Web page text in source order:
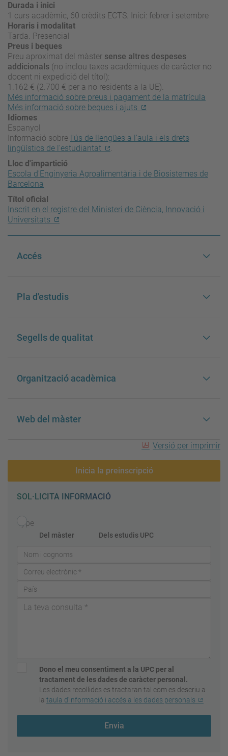
Durada i inici
1 curs acadèmic, 60 crèdits ECTS. Inici: febrer i setembre
Horaris i modalitat
Tarda. Presencial
Preus i beques
Preu aproximat del màster sense altres despeses
addicionals (no inclou taxes acadèmiques de caràcter no
docent ni expedició del títol):
1.162 € (2.700 € per a no residents a la UE).
Més informació sobre preus i pagament de la matrícula
Més informació sobre beques i ajuts
Idiomes
Espanyol
Informació sobre l'ús de llengües a l'aula i els drets
lingüístics de l'estudiantat
.
Lloc d'impartició
Escola d'Enginyeria Agroalimentària i de Biosistemes de
Barcelona
Títol oficial
Inscrit en el registre del Ministeri de Ciència, Innovació i
Universitats
Accés
Pla d'estudis
Segells de qualitat
Organització acadèmica
Web del màster
Versió per imprimir
Inicia la preinscripció
SOL·LICITA INFORMACIÓ
Type
Del màster Dels estudis UPC
Dono el meu consentiment a la UPC per al
tractament de les dades de caràcter personal.
Les dades recollides es tractaran tal com es descriu a
la taula d'informació i accés a les dades personals
Envia